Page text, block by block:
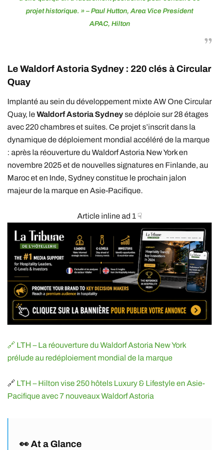
projet historique. » – Paul Hutton, Area Vice President
APAC, Hilton
Le Waldorf Astoria Sydney : 220 clés à Circular
Quay
Implanté au sein du développement mixte AW One Circular
Quay, leWaldorf Astoria Sydneyse déploie sur 28 étages
avec 220 chambres et suites. Ce projet s’inscrit dans la
dynamique de déploiement mondial accéléré de la marque
: après la réouverture du Waldorf Astoria New York en
novembre 2025 et de nouvelles signatures en Finlande, au
Maroc et en Inde, Sydney constitue le prochain jalon
majeur de la marque en Asie-Pacifique.
Article inline ad 1 ☟
🔗 LTH – La réouverture du Waldorf Astoria New York
prélude au redéploiement mondial de la marque
🔗 LTH – Hilton vise 250 hôtels Luxury & Lifestyle en Asie-
Pacifique avec 7 nouveaux Waldorf Astoria
👀 At a Glance